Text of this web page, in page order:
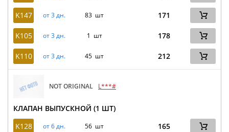
K147 от 3 дн. 83 шт 171
K105 от 3 дн. 1 шт 178
K110 от 3 дн. 45 шт 212
NOT ORIGINAL L***#
КЛАПАН ВЫПУСКНОЙ (1 ШТ)
K128
от 6 дн. 56 шт 165